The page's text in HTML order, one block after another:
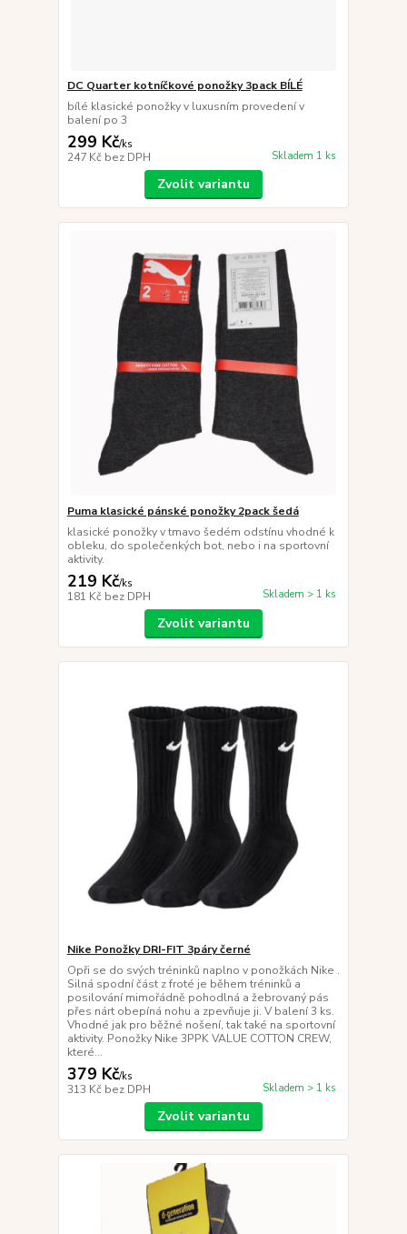
DC Quarter kotníčkové ponožky 3pack BÍLÉ
bílé klasické ponožky v luxusním provedení v
balení po 3
299 Kč/ks
247 Kč bez DPH Skladem 1 ks
Zvolit variantu
Puma klasické pánské ponožky 2pack šedá
klasické ponožky v tmavo šedém odstínu vhodné k
obleku, do společenkých bot, nebo i na sportovní
aktivity.
219 Kč/ks
181 Kč bez DPH Skladem > 1 ks
Zvolit variantu
Nike Ponožky DRI-FIT 3páry černé
Opři se do svých tréninků naplno v ponožkách Nike .
Silná spodní část z froté je během tréninků a
posilování mimořádně pohodlná a žebrovaný pás
přes nárt obepíná nohu a zpevňuje ji. V balení 3 ks.
Vhodné jak pro běžné nošení, tak také na sportovní
aktivity. Ponožky Nike 3PPK VALUE COTTON CREW,
které...
379 Kč/ks
313 Kč bez DPH Skladem > 1 ks
Zvolit variantu